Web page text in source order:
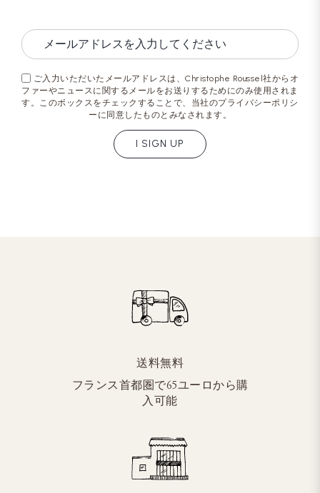
ご入力いただいたメールアドレスは、Christophe Roussel社からオ
ファーやニュースに関するメールをお送りするためにのみ使用されま
す。このボックスをチェックすることで、当社のプライバシーポリシ
ーに同意したものとみなされます。
I SIGN UP
送料無料
フランス首都圏で65ユーロから購
入可能